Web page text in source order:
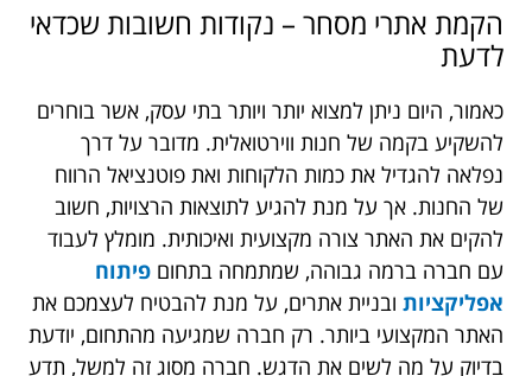
הקמת אתרי מסחר – נקודות חשובות שכדאי
לדעת
כאמור, היום ניתן למצוא יותר ויותר בתי עסק, אשר בוחרים
להשקיע בקמה של חנות ווירטואלית. מדובר על דרך
נפלאה להגדיל את כמות הלקוחות ואת פוטנציאל הרווח
של החנות. אך על מנת להגיע לתוצאות הרצויות, חשוב
להקים את האתר צורה מקצועית ואיכותית. מומלץ לעבוד
עם חברה ברמה גבוהה, שמתמחה בתחום פיתוח
אפליקציות ובניית אתרים, על מנת להבטיח לעצמכם את
האתר המקצועי ביותר. רק חברה שמגיעה מהתחום, יודעת
בדיוק על מה לשים את הדגש. חברה מסוג זה למשל, תדע